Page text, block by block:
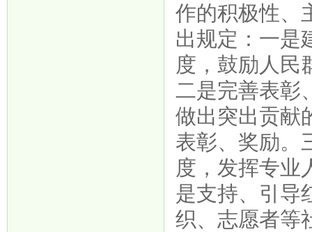
作的积极性、
出规定：一是
度，鼓励人民
二是完善表彰
做出突出贡献
表彰、奖励。
度，发挥专业
是支持、引导
织、志愿者等